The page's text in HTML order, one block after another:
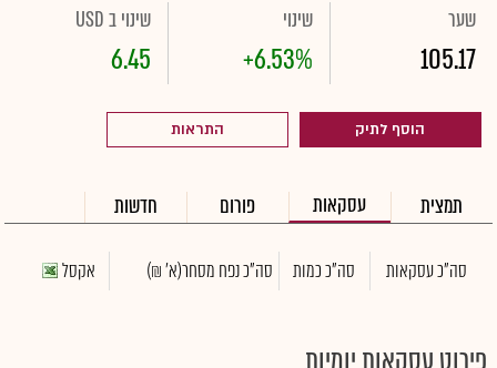
שער
105.17
שינוי
+6.53%
שינוי ב USD
6.45
הוסף לתיק התראות
תמצית עסקאות פורום חדשות
סה"כ עסקאות סה"כ כמות סה"כ נפח מסחר(א' ₪) אקסל